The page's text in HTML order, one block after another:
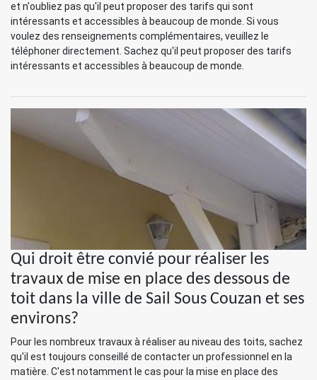
et n'oubliez pas qu'il peut proposer des tarifs qui sont
intéressants et accessibles à beaucoup de monde. Si vous
voulez des renseignements complémentaires, veuillez le
téléphoner directement. Sachez qu'il peut proposer des tarifs
intéressants et accessibles à beaucoup de monde.
Qui droit être convié pour réaliser les
travaux de mise en place des dessous de
toit dans la ville de Sail Sous Couzan et ses
environs?
Pour les nombreux travaux à réaliser au niveau des toits, sachez
qu'il est toujours conseillé de contacter un professionnel en la
matière. C'est notamment le cas pour la mise en place des